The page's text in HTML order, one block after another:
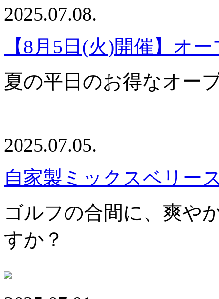
2025.07.08.
【8月5日(火)開催】オ
夏の平日のお得なオー
2025.07.05.
自家製ミックスベリー
ゴルフの合間に、爽や
すか？